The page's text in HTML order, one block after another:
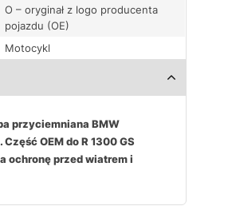
O – oryginał z logo producenta
pojazdu (OE)
Motocykl
przyciemniana BMW
OEM do R 1300 GS
ochronę przed wiatrem i